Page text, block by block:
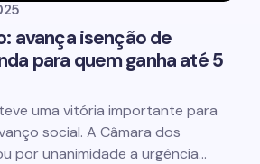
avança isenção de
para quem ganha até 5
uma vitória importante para
social. A Câmara dos
por unanimidade a urgência…